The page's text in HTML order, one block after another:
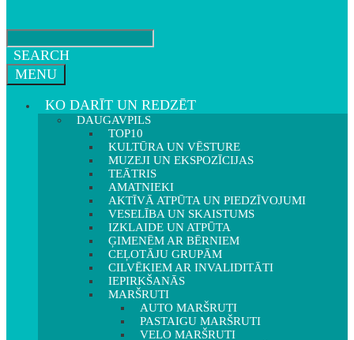
SEARCH
MENU
KO DARĪT UN REDZĒT
DAUGAVPILS
TOP10
KULTŪRA UN VĒSTURE
MUZEJI UN EKSPOZĪCIJAS
TEĀTRIS
AMATNIEKI
AKTĪVĀ ATPŪTA UN PIEDZĪVOJUMI
VESELĪBA UN SKAISTUMS
IZKLAIDE UN ATPŪTA
ĢIMENĒM AR BĒRNIEM
CEĻOTĀJU GRUPĀM
CILVĒKIEM AR INVALIDITĀTI
IEPIRKŠANĀS
MARŠRUTI
AUTO MARŠRUTI
PASTAIGU MARŠRUTI
VELO MARŠRUTI